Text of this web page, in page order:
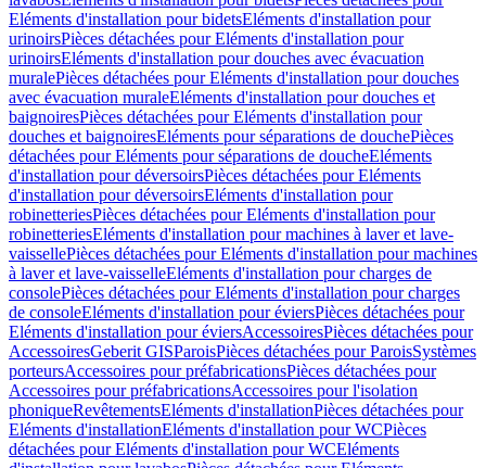
Eléments d'installation pour bidetsEléments d'installation pour
urinoirsPièces détachées pour Eléments d'installation pour
urinoirsEléments d'installation pour douches avec évacuation
muralePièces détachées pour Eléments d'installation pour douches
avec évacuation muraleEléments d'installation pour douches et
baignoiresPièces détachées pour Eléments d'installation pour
douches et baignoiresEléments pour séparations de douchePièces
détachées pour Eléments pour séparations de doucheEléments
d'installation pour déversoirsPièces détachées pour Eléments
d'installation pour déversoirsEléments d'installation pour
robinetteriesPièces détachées pour Eléments d'installation pour
robinetteriesEléments d'installation pour machines à laver et lave-
vaissellePièces détachées pour Eléments d'installation pour machines
à laver et lave-vaisselleEléments d'installation pour charges de
consolePièces détachées pour Eléments d'installation pour charges
de consoleEléments d'installation pour éviersPièces détachées pour
Eléments d'installation pour éviersAccessoiresPièces détachées pour
AccessoiresGeberit GISParoisPièces détachées pour ParoisSystèmes
porteursAccessoires pour préfabricationsPièces détachées pour
Accessoires pour préfabricationsAccessoires pour l'isolation
phoniqueRevêtementsEléments d'installationPièces détachées pour
Eléments d'installationEléments d'installation pour WCPièces
détachées pour Eléments d'installation pour WCEléments